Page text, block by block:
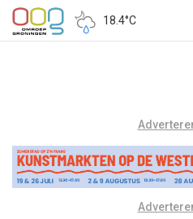
18.4°C